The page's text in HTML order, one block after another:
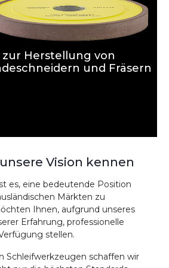
Herstellung von
und Fräsern
Vision kennen
es, eine bedeutende Position
Märkten zu
Ihnen, aufgrund unseres
Erfahrung, professionelle
stellen.
Schleifwerkzeugen schaffen wir